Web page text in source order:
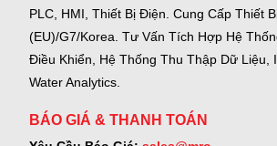
PLC, HMI, Thiết Bị Điện. Cung Cấp Thiết
(EU)/G7/Korea. Tư Vấn Tích Hợp Hệ
Điều Khiển, Hệ Thống Thu Thập Dữ Liệu,
Water Analytics.
BÁO GIÁ & THANH TOÁN